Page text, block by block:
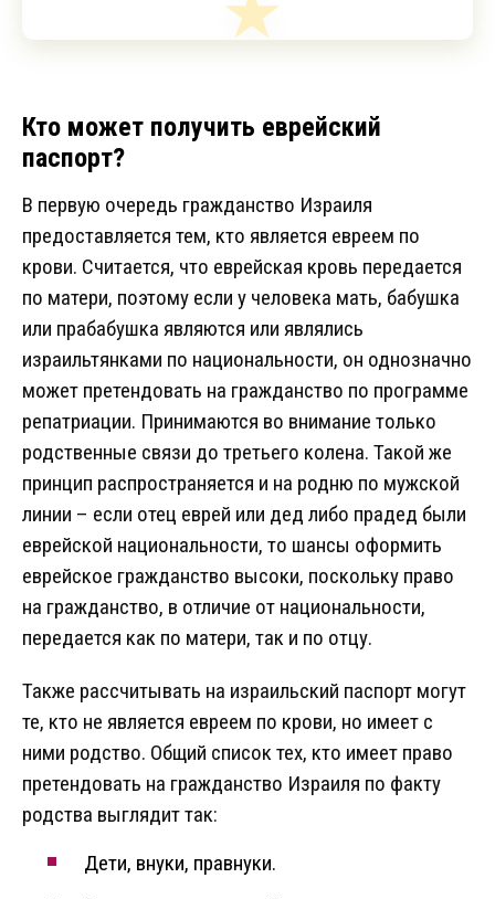
Кто может получить еврейский
паспорт?
В первую очередь гражданство Израиля
предоставляется тем, кто является евреем по
крови. Считается, что еврейская кровь передается
по матери, поэтому если у человека мать, бабушка
или прабабушка являются или являлись
израильтянками по национальности, он однозначно
может претендовать на гражданство по программе
репатриации. Принимаются во внимание только
родственные связи до третьего колена. Такой же
принцип распространяется и на родню по мужской
линии – если отец еврей или дед либо прадед были
еврейской национальности, то шансы оформить
еврейское гражданство высоки, поскольку право
на гражданство, в отличие от национальности,
передается как по матери, так и по отцу.
Также рассчитывать на израильский паспорт могут
те, кто не является евреем по крови, но имеет с
ними родство. Общий список тех, кто имеет право
претендовать на гражданство Израиля по факту
родства выглядит так:
Дети, внуки, правнуки.